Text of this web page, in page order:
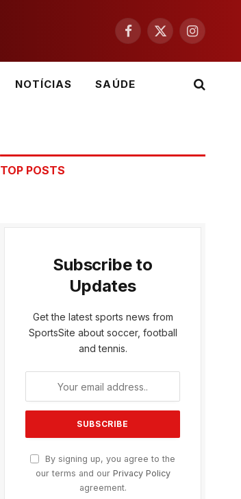
Facebook
X
Instagram
NOTÍCIAS SAÚDE
TOP POSTS
Subscribe to
Updates
Get the latest sports news from
SportsSite about soccer, football
and tennis.
By signing up, you agree to the
our terms and our Privacy Policy
agreement.